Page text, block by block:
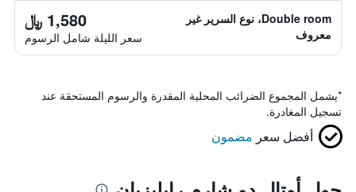
Double room، نوع السرير غير
معروف
1,580 ﷼
سعر الليلة شامل الرسوم
*يشمل المجموع الضرائب المحلية المقدرة والرسوم المستحقة عند
تسجيل المغادرة.
أفضل سعر مضمون